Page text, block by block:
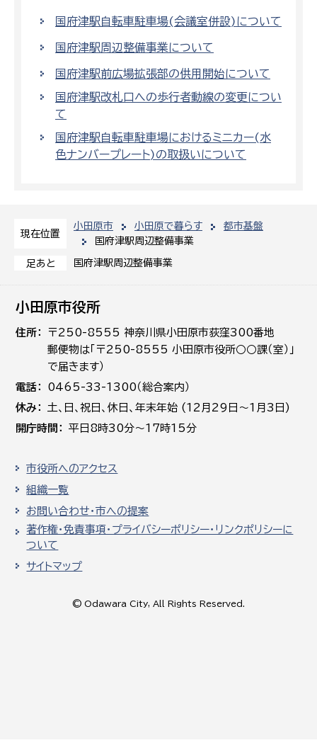
現在位置
小田原市 小田原で暮らす
都市基盤
国府津駅周辺整備事業
足あと 国府津駅周辺整備事業
国府津駅自転車駐車場(会議室併設)について
国府津駅周辺整備事業について
国府津駅前広場拡張部の供用開始について
国府津駅改札口への歩行者動線の変更につい
て
国府津駅自転車駐車場におけるミニカー(水
色ナンバープレート)の取扱いについて
小田原市役所
住所
〒250-8555 神奈川県小田原市荻窪300番地
郵便物は「〒250-8555 小田原市役所○○課（室）」
で届きます）
電話
0465-33-1300（総合案内）
休み
土､日､祝日、休日、年末年始 (12月29日～1月3日)
開庁時間
平日8時30分～17時15分
市役所へのアクセス
組織一覧
お問い合わせ・市への提案
著作権・免責事項・プライバシーポリシー・リンクポリシーに
ついて
サイトマップ
© Odawara City, All Rights Reserved.